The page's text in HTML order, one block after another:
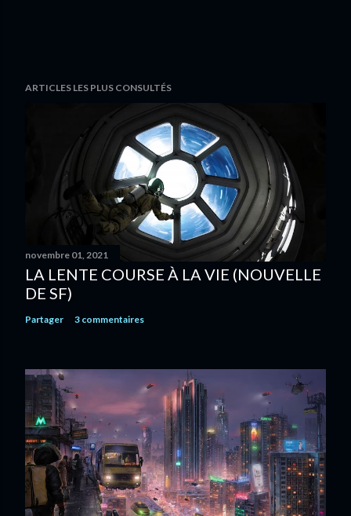
ARTICLES LES PLUS CONSULTÉS
novembre 01, 2021
LA LENTE COURSE À LA VIE (NOUVELLE
DE SF)
Partager 3 commentaires